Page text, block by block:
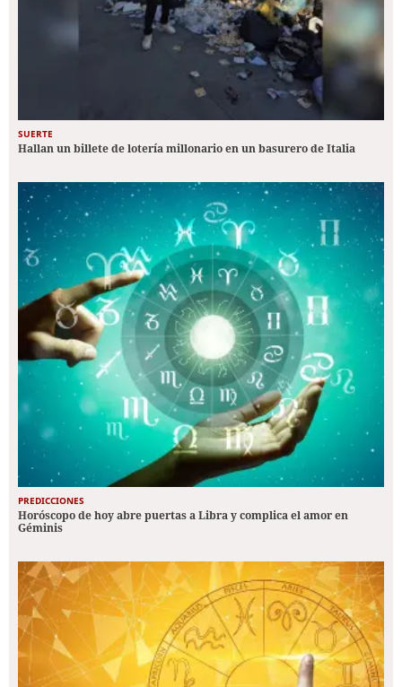
SUERTE
Hallan un billete de lotería millonario en un basurero de Italia
PREDICCIONES
Horóscopo de hoy abre puertas a Libra y complica el amor en
Géminis